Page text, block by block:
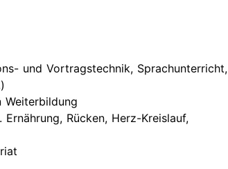
und Vortragstechnik, Sprachunterricht,
Rücken, Herz-Kreislauf,